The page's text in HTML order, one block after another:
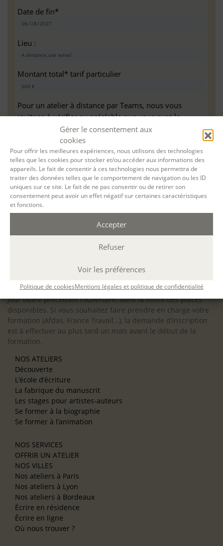
Gérer le consentement aux
cookies
Pour offrir les meilleures expériences, nous utilisons des technologies
telles que les cookies pour stocker et/ou accéder aux informations des
appareils. Le fait de consentir à ces technologies nous permettra de
traiter des données telles que le comportement de navigation ou les ID
uniques sur ce site. Le fait de ne pas consentir ou de retirer son
consentement peut avoir un effet négatif sur certaines caractéristiques
et fonctions.
Accepter
Refuser
Voir les préférences
Politique de cookiesMentions légales et politique de confidentialité
Date de fin*
Lieu :
Montant total* tarif particulier
Pour un atelier à distance par Teams, nous vous
invitons à vérifier au préalable que vous avez la
configuration minimale requise pour pouvoir travailler
dans les meilleures conditions : Configuration
matérielle requise pourMicrosoft Teams | Microsoft
Learn
Accessibilité : ALEPH-ÉCRITURE est sensible à l’inclusion des
personnes en situation de handicap. Si vous avez besoin
d’un aménagement spécifique de programme, n’hésitez pas
à nous contacter en amont de votre inscription afin
supports, accessibilité de nos salles).
inscriptions à nos activités sont ouvertes jusqu’au dernier
jour ouvré précédant l’ouverture, dans la limite des places
disponibles. Si vous souhaitez faire prendre en charge votre
formation (Afdas, France Travail…), la demande d’inscription
est à effectuer au plus tard un mois avant le début de la
formation.
NOS ATELIERS
Découverte
L’école d’écriture
La fabrique du manuscrit
Les stages pour artistes-auteurs
Se former à la biographie
Se former à l’animation
NOS SERVICES
OFFRIR UN ATELIER
NOS VILLES
Nos ateliers à Paris
Nos ateliers à Lyon
Nos ateliers à Bordeaux
Écrire en résidence
Écrire en ligne
Où nous trouver ?